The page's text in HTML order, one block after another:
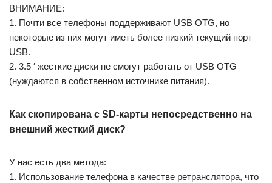
ВНИМАНИЕ:
1. Почти все телефоны поддерживают USB OTG, но
некоторые из них могут иметь более низкий текущий порт
USB.
2. 3.5 ′ жесткие диски не смогут работать от USB OTG
(нуждаются в собственном источнике питания).
Как скопирована с SD-карты непосредственно на
внешний жесткий диск?
У нас есть два метода:
1. Использование телефона в качестве ретранслятора, что